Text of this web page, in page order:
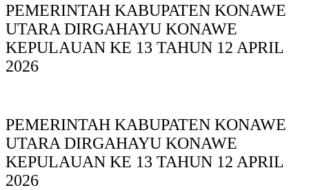
PEMERINTAH KABUPATEN KONAWE
UTARA DIRGAHAYU KONAWE
KEPULAUAN KE 13 TAHUN 12 APRIL
2026
PEMERINTAH KABUPATEN KONAWE
UTARA DIRGAHAYU KONAWE
KEPULAUAN KE 13 TAHUN 12 APRIL
2026